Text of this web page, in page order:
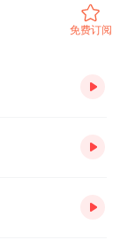
免费订阅